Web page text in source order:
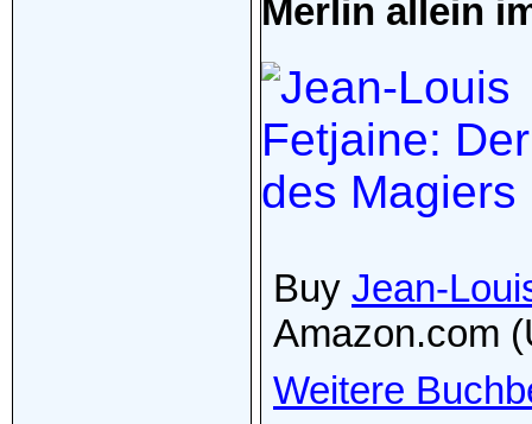
Merlin allein
Buy Jean-
Amazon.com
Weitere